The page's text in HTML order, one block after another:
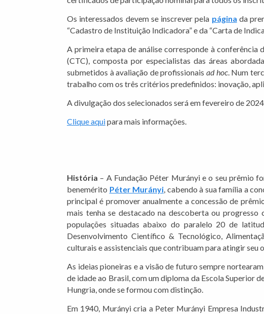
Os interessados devem se inscrever pela página da
“Cadastro de Instituição Indicadora” e da “Carta de
A primeira etapa de análise corresponde à conferência
(CTC), composta por especialistas das áreas
submetidos à avaliação de profissionais ad hoc. Num
trabalho com os três critérios predefinidos: inovação,
A divulgação dos selecionados será em fevereiro de
Clique aquipara mais informações.
História – A Fundação Péter Murányi e o seu prêmio
benemérito Péter Murányi, cabendo à sua família a
principal é promover anualmente a concessão de
mais tenha se destacado na descoberta ou
populações situadas abaixo do paralelo 20 de
Desenvolvimento Científico & Tecnológico,
culturais e assistenciais que contribuam para atingir seu
As ideias pioneiras e a visão de futuro sempre
de idade ao Brasil, com um diploma da Escola Superior
Hungria, onde se formou com distinção.
Em 1940, Murányi cria a Peter Murányi Empresa